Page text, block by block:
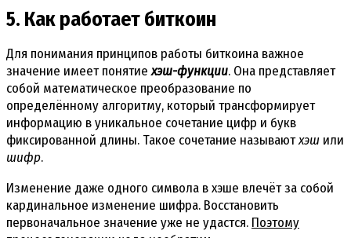
5. Как работает биткоин
Для понимания принципов работы биткоина важное
значение имеет понятиехэш-функции. Она представляет
собой математическое преобразование по
определённому алгоритму, который трансформирует
информацию в уникальное сочетание цифр и букв
фиксированной длины. Такое сочетание называютхэш или
шифр.
Изменение даже одного символа в хэше влечёт за собой
кардинальное изменение шифра. Восстановить
первоначальное значение уже не удастся. Поэтому